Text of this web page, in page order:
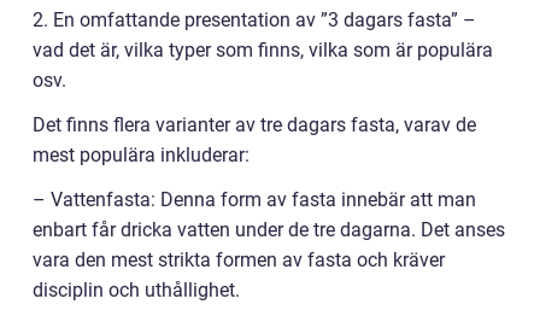
2. En omfattande presentation av ”3 dagars fasta” –
vad det är, vilka typer som finns, vilka som är populära
osv.
Det finns flera varianter av tre dagars fasta, varav de
mest populära inkluderar:
– Vattenfasta: Denna form av fasta innebär att man
enbart får dricka vatten under de tre dagarna. Det anses
vara den mest strikta formen av fasta och kräver
disciplin och uthållighet.